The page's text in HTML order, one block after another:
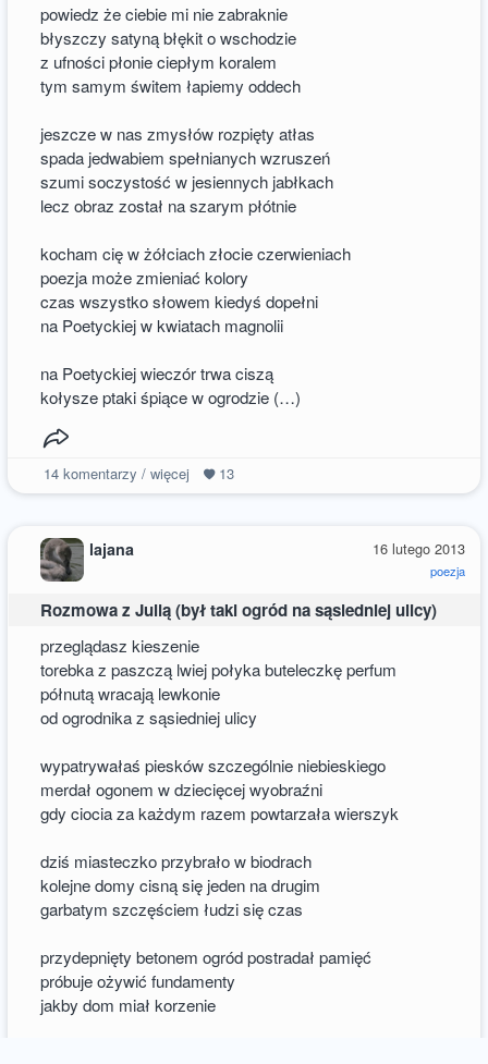
powiedz że ciebie mi nie zabraknie
błyszczy satyną błękit o wschodzie
z ufności płonie ciepłym koralem
tym samym świtem łapiemy oddech
jeszcze w nas zmysłów rozpięty atłas
spada jedwabiem spełnianych wzruszeń
szumi soczystość w jesiennych jabłkach
lecz obraz został na szarym płótnie
kocham cię w żółciach złocie czerwieniach
poezja może zmieniać kolory
czas wszystko słowem kiedyś dopełni
na Poetyckiej w kwiatach magnolii
na Poetyckiej wieczór trwa ciszą
kołysze ptaki śpiące w ogrodzie (…)
14komentarzy / więcej 13
16 lutego 2013
poezja
lajana
Rozmowa z Julią (był taki ogród na sąsiedniej ulicy)
przeglądasz kieszenie
torebka z paszczą lwiej połyka buteleczkę perfum
półnutą wracają lewkonie
od ogrodnika z sąsiedniej ulicy
wypatrywałaś piesków szczególnie niebieskiego
merdał ogonem w dziecięcej wyobraźni
gdy ciocia za każdym razem powtarzała wierszyk
dziś miasteczko przybrało w biodrach
kolejne domy cisną się jeden na drugim
garbatym szczęściem łudzi się czas
przydepnięty betonem ogród postradał pamięć
próbuje ożywić fundamenty
jakby dom miał korzenie